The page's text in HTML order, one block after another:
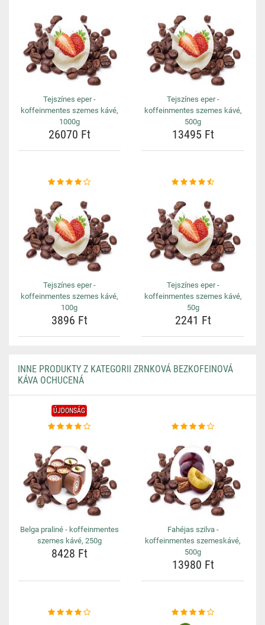
Tejszínes eper -
koffeinmentes szemes kávé,
1000g
26070 Ft
Tejszínes eper -
koffeinmentes szemes kávé,
500g
13495 Ft
Tejszínes eper -
koffeinmentes szemes kávé,
100g
3896 Ft
Tejszínes eper -
koffeinmentes szemes kávé,
50g
2241 Ft
INNE PRODUKTY Z KATEGORII ZRNKOVÁ BEZKOFEINOVÁ
KÁVA OCHUCENÁ
ÚJDONSÁG
Belga praliné - koffeinmentes
szemes kávé, 250g
8428 Ft
Fahéjas szilva -
koffeinmentes szemeskávé,
500g
13980 Ft